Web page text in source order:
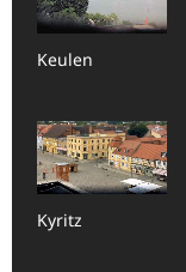
Keulen
Kyritz